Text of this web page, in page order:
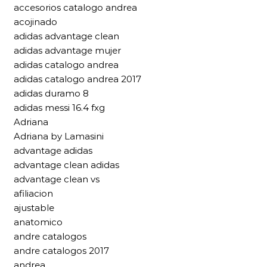
accesorios catalogo andrea
acojinado
adidas advantage clean
adidas advantage mujer
adidas catalogo andrea
adidas catalogo andrea 2017
adidas duramo 8
adidas messi 16.4 fxg
Adriana
Adriana by Lamasini
advantage adidas
advantage clean adidas
advantage clean vs
afiliacion
ajustable
anatomico
andre catalogos
andre catalogos 2017